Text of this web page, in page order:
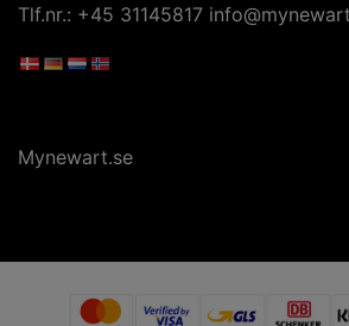
Tlf.nr.: +45 31145817
Mynewart.se